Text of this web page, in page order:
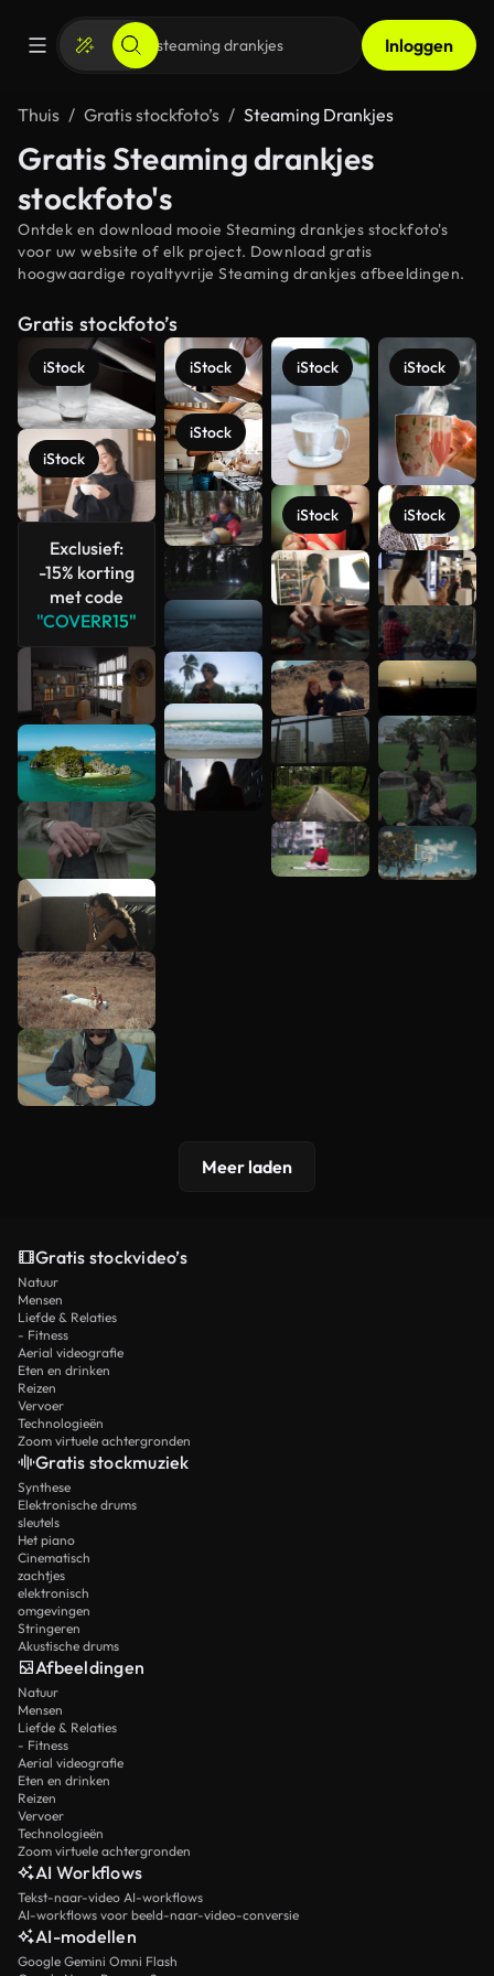
Inloggen
Thuis Gratis stockfoto’s Steaming Drankjes
Gratis Steaming drankjes
stockfoto's
Ontdek en download mooie Steaming drankjes stockfoto's
voor uw website of elk project. Download gratis
hoogwaardige royaltyvrije Steaming drankjes afbeeldingen.
Gratis stockfoto’s
iStock
iStock
Exclusief:
-15% korting
met code
"COVERR15"
iStock
iStock
iStock
iStock
iStock
iStock
Meer
bekijken
Meer laden
Gratis stockvideo’s
Natuur
Mensen
Liefde & Relaties
- Fitness
Aerial videografie
Eten en drinken
Reizen
Vervoer
Technologieën
Zoom virtuele achtergronden
Gratis stockmuziek
Synthese
Elektronische drums
sleutels
Het piano
Cinematisch
zachtjes
elektronisch
omgevingen
Stringeren
Akustische drums
Afbeeldingen
Natuur
Mensen
Liefde & Relaties
- Fitness
Aerial videografie
Eten en drinken
Reizen
Vervoer
Technologieën
Zoom virtuele achtergronden
AI Workflows
Tekst-naar-video AI-workflows
AI-workflows voor beeld-naar-video-conversie
AI-modellen
Google Gemini Omni Flash